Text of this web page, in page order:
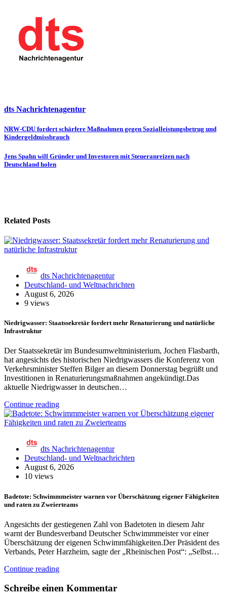
dts Nachrichtenagentur
Beitragsnavigation
NRW-CDU fordert schärfere Maßnahmen gegen Sozialleistungsbetrug und
Kindergeldmissbrauch
Jens Spahn will Gründer und Investoren mit Steueranreizen nach
Deutschland holen
Related Posts
dts Nachrichtenagentur
Deutschland- und Weltnachrichten
August 6, 2026
9 views
Niedrigwasser: Staatssekretär fordert mehr Renaturierung und natürliche
Infrastruktur
Der Staatssekretär im Bundesumweltministerium, Jochen Flasbarth,
hat angesichts des historischen Niedrigwassers die Konferenz von
Verkehrsminister Steffen Bilger an diesem Donnerstag begrüßt und
Investitionen in Renaturierungsmaßnahmen angekündigt.Das
aktuelle Niedrigwasser in deutschen…
Continue reading
dts Nachrichtenagentur
Deutschland- und Weltnachrichten
August 6, 2026
10 views
Badetote: Schwimmmeister warnen vor Überschätzung eigener Fähigkeiten
und raten zu Zweierteams
Angesichts der gestiegenen Zahl von Badetoten in diesem Jahr
warnt der Bundesverband Deutscher Schwimmmeister vor einer
Überschätzung der eigenen Schwimmfähigkeiten.Der Präsident des
Verbands, Peter Harzheim, sagte der „Rheinischen Post“: „Selbst…
Continue reading
Schreibe einen Kommentar